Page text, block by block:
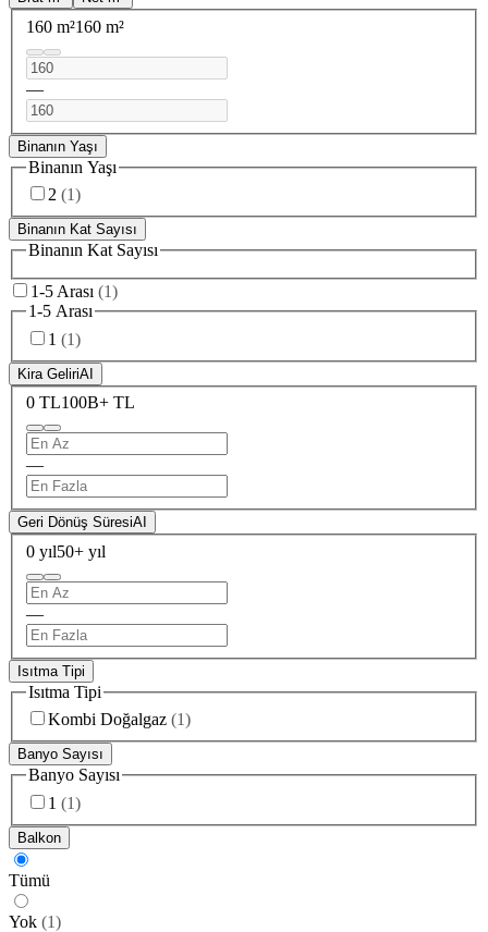
160 m²160 m²
—
Binanın Yaşı
Binanın Yaşı
2 (1)
Binanın Kat Sayısı
Binanın Kat Sayısı
1-5 Arası (1)
1-5 Arası
1 (1)
Kira GeliriAI
0 TL100B+ TL
—
Geri Dönüş SüresiAI
0 yıl50+ yıl
—
Isıtma Tipi
Isıtma Tipi
Kombi Doğalgaz (1)
Banyo Sayısı
Banyo Sayısı
1 (1)
Balkon
Tümü
Yok (1)